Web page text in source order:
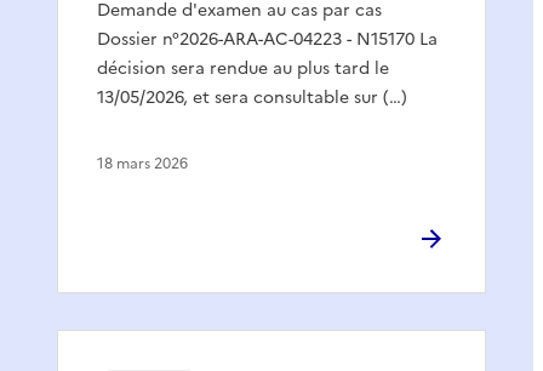
Demande d'examen au cas par cas
Dossier n°2026-ARA-AC-04223 - N15170 La
décision sera rendue au plus tard le
13/05/2026, et sera consultable sur (…)
18 mars 2026